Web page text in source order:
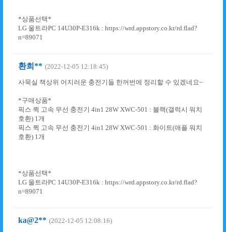
*상품선택*
LG 울트라PC 14U30P-E316k : https://wrd.appstory.co.kr/rd.flad?
n=89071
환희** (2022-12-05 12:18:45)
사묵실 책상위 어지러운 충전기들 한꺼번에 정리할 수 있겠네요~
*구매상품*
픽스 퀵 고속 무선 충전기 4in1 28W XWC-501 : 블랙(갤럭시 워치
호환) 1개
픽스 퀵 고속 무선 충전기 4in1 28W XWC-501 : 화이트(애플 워치
호환) 1개
*상품선택*
LG 울트라PC 14U30P-E316k : https://wrd.appstory.co.kr/rd.flad?
n=89071
ka@2** (2022-12-05 12:08:16)